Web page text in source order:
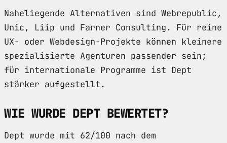
Naheliegende Alternativen sind Webrepublic,
Unic, Liip und Farner Consulting. Für reine
UX- oder Webdesign-Projekte können kleinere
spezialisierte Agenturen passender sein;
für internationale Programme ist Dept
stärker aufgestellt.
WIE WURDE DEPT BEWERTET?
Dept wurde mit 62/100 nach dem